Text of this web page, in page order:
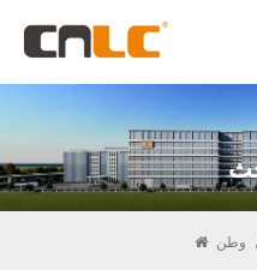
وطن